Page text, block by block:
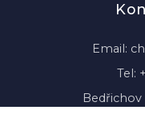
Email:
Tel:
Bedřichov